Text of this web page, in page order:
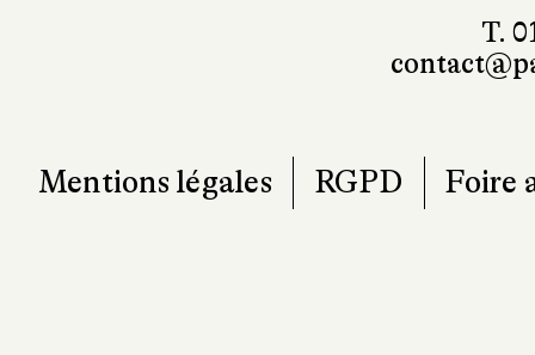
T.
Mentions légales RGPD Foire